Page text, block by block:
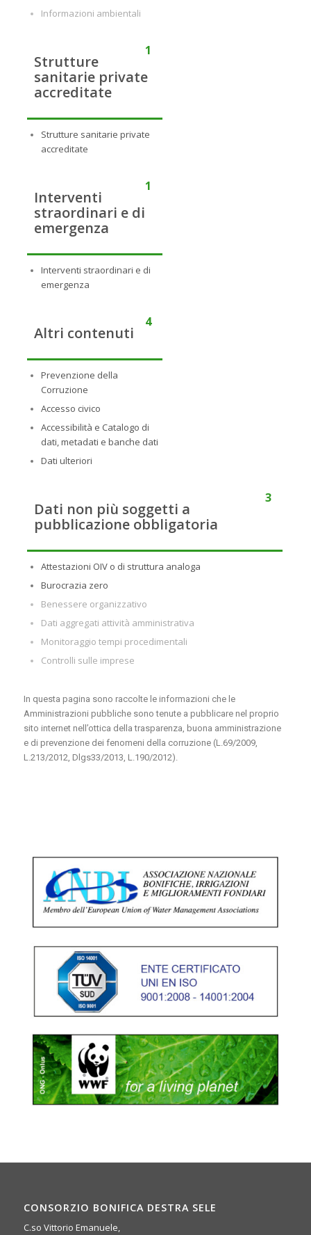
Informazioni ambientali
1
Strutture
sanitarie private
accreditate
Strutture sanitarie private
accreditate
1
Interventi
straordinari e di
emergenza
Interventi straordinari e di
emergenza
4
Altri contenuti
Prevenzione della
Corruzione
Accesso civico
Accessibilità e Catalogo di
dati, metadati e banche dati
Dati ulteriori
3
Dati non più soggetti a
pubblicazione obbligatoria
Attestazioni OIV o di struttura analoga
Burocrazia zero
Benessere organizzativo
Dati aggregati attività amministrativa
Monitoraggio tempi procedimentali
Controlli sulle imprese
In questa pagina sono raccolte le informazioni che le
Amministrazioni pubbliche sono tenute a pubblicare nel proprio
sito internet nell’ottica della trasparenza, buona amministrazione
e di prevenzione dei fenomeni della corruzione (L.69/2009,
L.213/2012, Dlgs33/2013, L.190/2012).
CONSORZIO BONIFICA DESTRA SELE
C.so Vittorio Emanuele,